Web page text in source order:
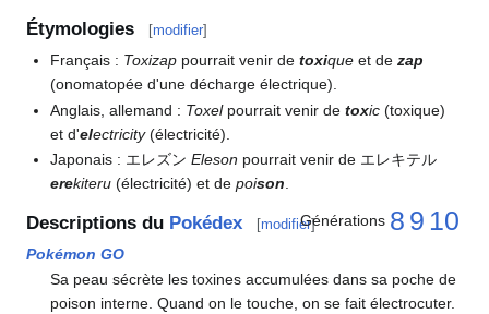
Étymologies [modifier]
Français : Toxizap pourrait venir detoxique et dezap
(onomatopée d'une décharge électrique).
Anglais, allemand : Toxelpourrait venir detoxic (toxique)
et d'electricity(électricité).
Japonais : エレズンEleson pourrait venir de エレキテル
erekiteru (électricité) et depoison
Descriptions du Pokédex [modifier]
Générations 8 9 10
Pokémon GO
Sa peau sécrète les toxines accumulées dans sa poche de
poison interne. Quand on le touche, on se fait électrocuter.